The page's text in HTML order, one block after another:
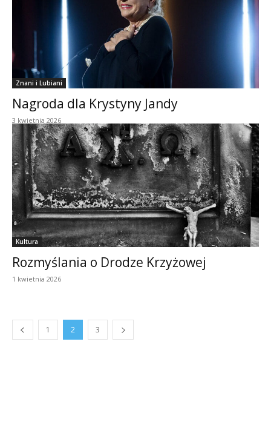
Znani i Lubiani
Nagroda dla Krystyny Jandy
3 kwietnia 2026
Kultura
Rozmyślania o Drodze Krzyżowej
1 kwietnia 2026
1 2 3